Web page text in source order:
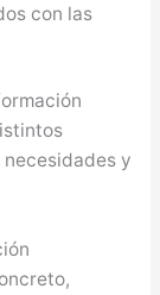
con las
y